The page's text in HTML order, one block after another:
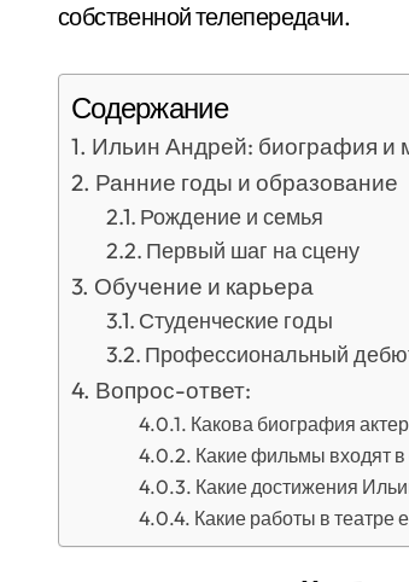
собственной телепередачи.
Содержание
Ильин Андрей: биография и
Ранние годы и образование
Рождение и семья
Первый шаг на сцену
Обучение и карьера
Студенческие годы
Профессиональный
Вопрос-ответ:
Какова биография
Какие фильмы входят
Какие достижения
Какие работы в театре